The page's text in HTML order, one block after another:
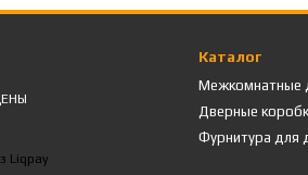
Каталог
Межкомнатные
Дверные
Фурнитура для